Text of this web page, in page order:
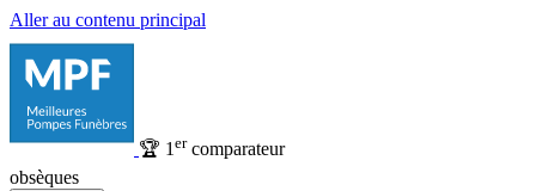
Aller au contenu principal
🏆 1 ercomparateur
obsèques